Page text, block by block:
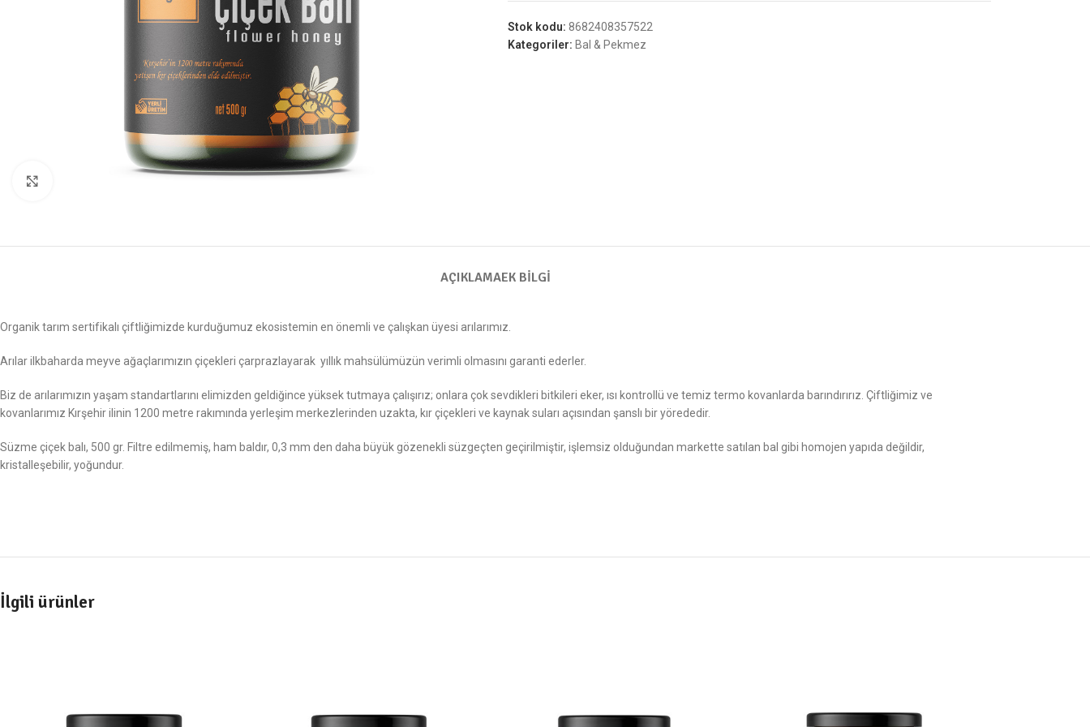
Stok kodu: 8682408357522
Kategoriler: Bal & Pekmez
AÇIKLAMAEK BILGI
Organik tarım sertifikalı çiftliğimizde kurduğumuz ekosistemin en önemli ve çalışkan üyesi arılarımız.
Arılar ilkbaharda meyve ağaçlarımızın çiçekleri çarprazlayarak yıllık mahsülümüzün verimli olmasını garanti ederler.
Biz de arılarımızın yaşam standartlarını elimizden geldiğince yüksek tutmaya çalışırız; onlara çok sevdikleri bitkileri eker, ısı kontrollü ve temiz termo kovanlarda barındırırız. Çiftliğimiz ve
kovanlarımız Kırşehir ilinin 1200 metre rakımında yerleşim merkezlerinden uzakta, kır çiçekleri ve kaynak suları açısından şanslı bir yörededir.
Süzme çiçek balı, 500 gr. Filtre edilmemiş, ham baldır, 0,3 mm den daha büyük gözenekli süzgeçten geçirilmiştir, işlemsiz olduğundan markette satılan bal gibi homojen yapıda değildir,
kristalleşebilir, yoğundur.
İlgili ürünler